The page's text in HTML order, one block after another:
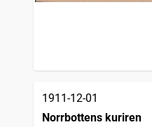
1911-12-01
Norrbottens kuriren